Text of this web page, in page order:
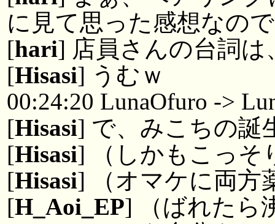
に見て思った感想なので
[hari] 店員さんの台詞
[Hisasi] うむｗ
00:24:20 LunaOfuro ->
[Hisasi] で、みこちの誕
[Hisasi] （しかもこっそ
[Hisasi] （オマケに両方
[H_Aoi_EP] （ばれたら